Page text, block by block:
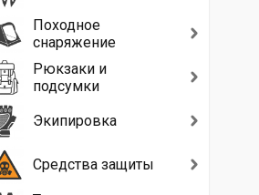
Походное
снаряжение
Рюкзаки и
подсумки
Экипировка
Средства защиты